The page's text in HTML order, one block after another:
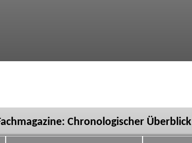
Chronologischer Überblick